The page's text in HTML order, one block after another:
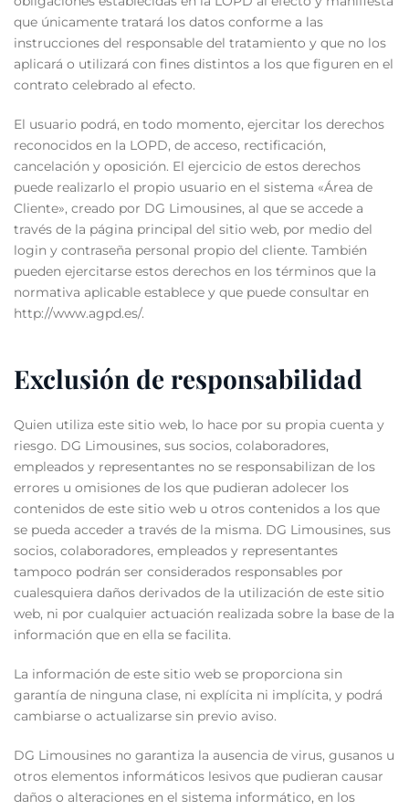
que únicamente tratará los datos conforme a las
instrucciones del responsable del tratamiento y que no los
aplicará o utilizará con fines distintos a los que figuren en el
contrato celebrado al efecto.
El usuario podrá, en todo momento, ejercitar los derechos
reconocidos en la LOPD, de acceso, rectificación,
cancelación y oposición. El ejercicio de estos derechos
puede realizarlo el propio usuario en el sistema «Área de
Cliente», creado por DG Limousines, al que se accede a
través de la página principal del sitio web, por medio del
login y contraseña personal propio del cliente. También
pueden ejercitarse estos derechos en los términos que la
normativa aplicable establece y que puede consultar en
http://www.agpd.es/.
Exclusión de responsabilidad
Quien utiliza este sitio web, lo hace por su propia cuenta y
riesgo. DG Limousines, sus socios, colaboradores,
empleados y representantes no se responsabilizan de los
errores u omisiones de los que pudieran adolecer los
contenidos de este sitio web u otros contenidos a los que
se pueda acceder a través de la misma. DG Limousines, sus
socios, colaboradores, empleados y representantes
tampoco podrán ser considerados responsables por
cualesquiera daños derivados de la utilización de este sitio
web, ni por cualquier actuación realizada sobre la base de la
información que en ella se facilita.
La información de este sitio web se proporciona sin
garantía de ninguna clase, ni explícita ni implícita, y podrá
cambiarse o actualizarse sin previo aviso.
DG Limousines no garantiza la ausencia de virus, gusanos u
otros elementos informáticos lesivos que pudieran causar
daños o alteraciones en el sistema informático, en los